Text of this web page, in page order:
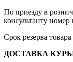
По приезду в
консультанту номер
Срок резерва
ДОСТАВКА